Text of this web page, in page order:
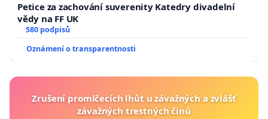
Petice za zachování suverenity Katedry divadelní
vědy na FF UK
580 podpisů
Oznámení o transparentnosti
Zrušení promlčecích lhůt u závažných a zvlášť
závažných trestných činů